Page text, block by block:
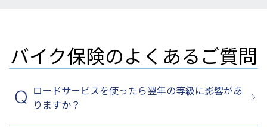
バイク保険のよくあるご質問
ロードサービスを使ったら翌年の等級に影響があ
りますか？